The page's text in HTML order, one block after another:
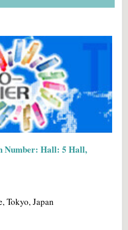
Number: Hall: 5 Hall,
Tokyo, Japan